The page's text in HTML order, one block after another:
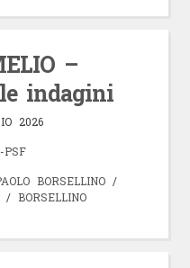
–
le indagini
2026
PSF
BORSELLINO/
/ BORSELLINO